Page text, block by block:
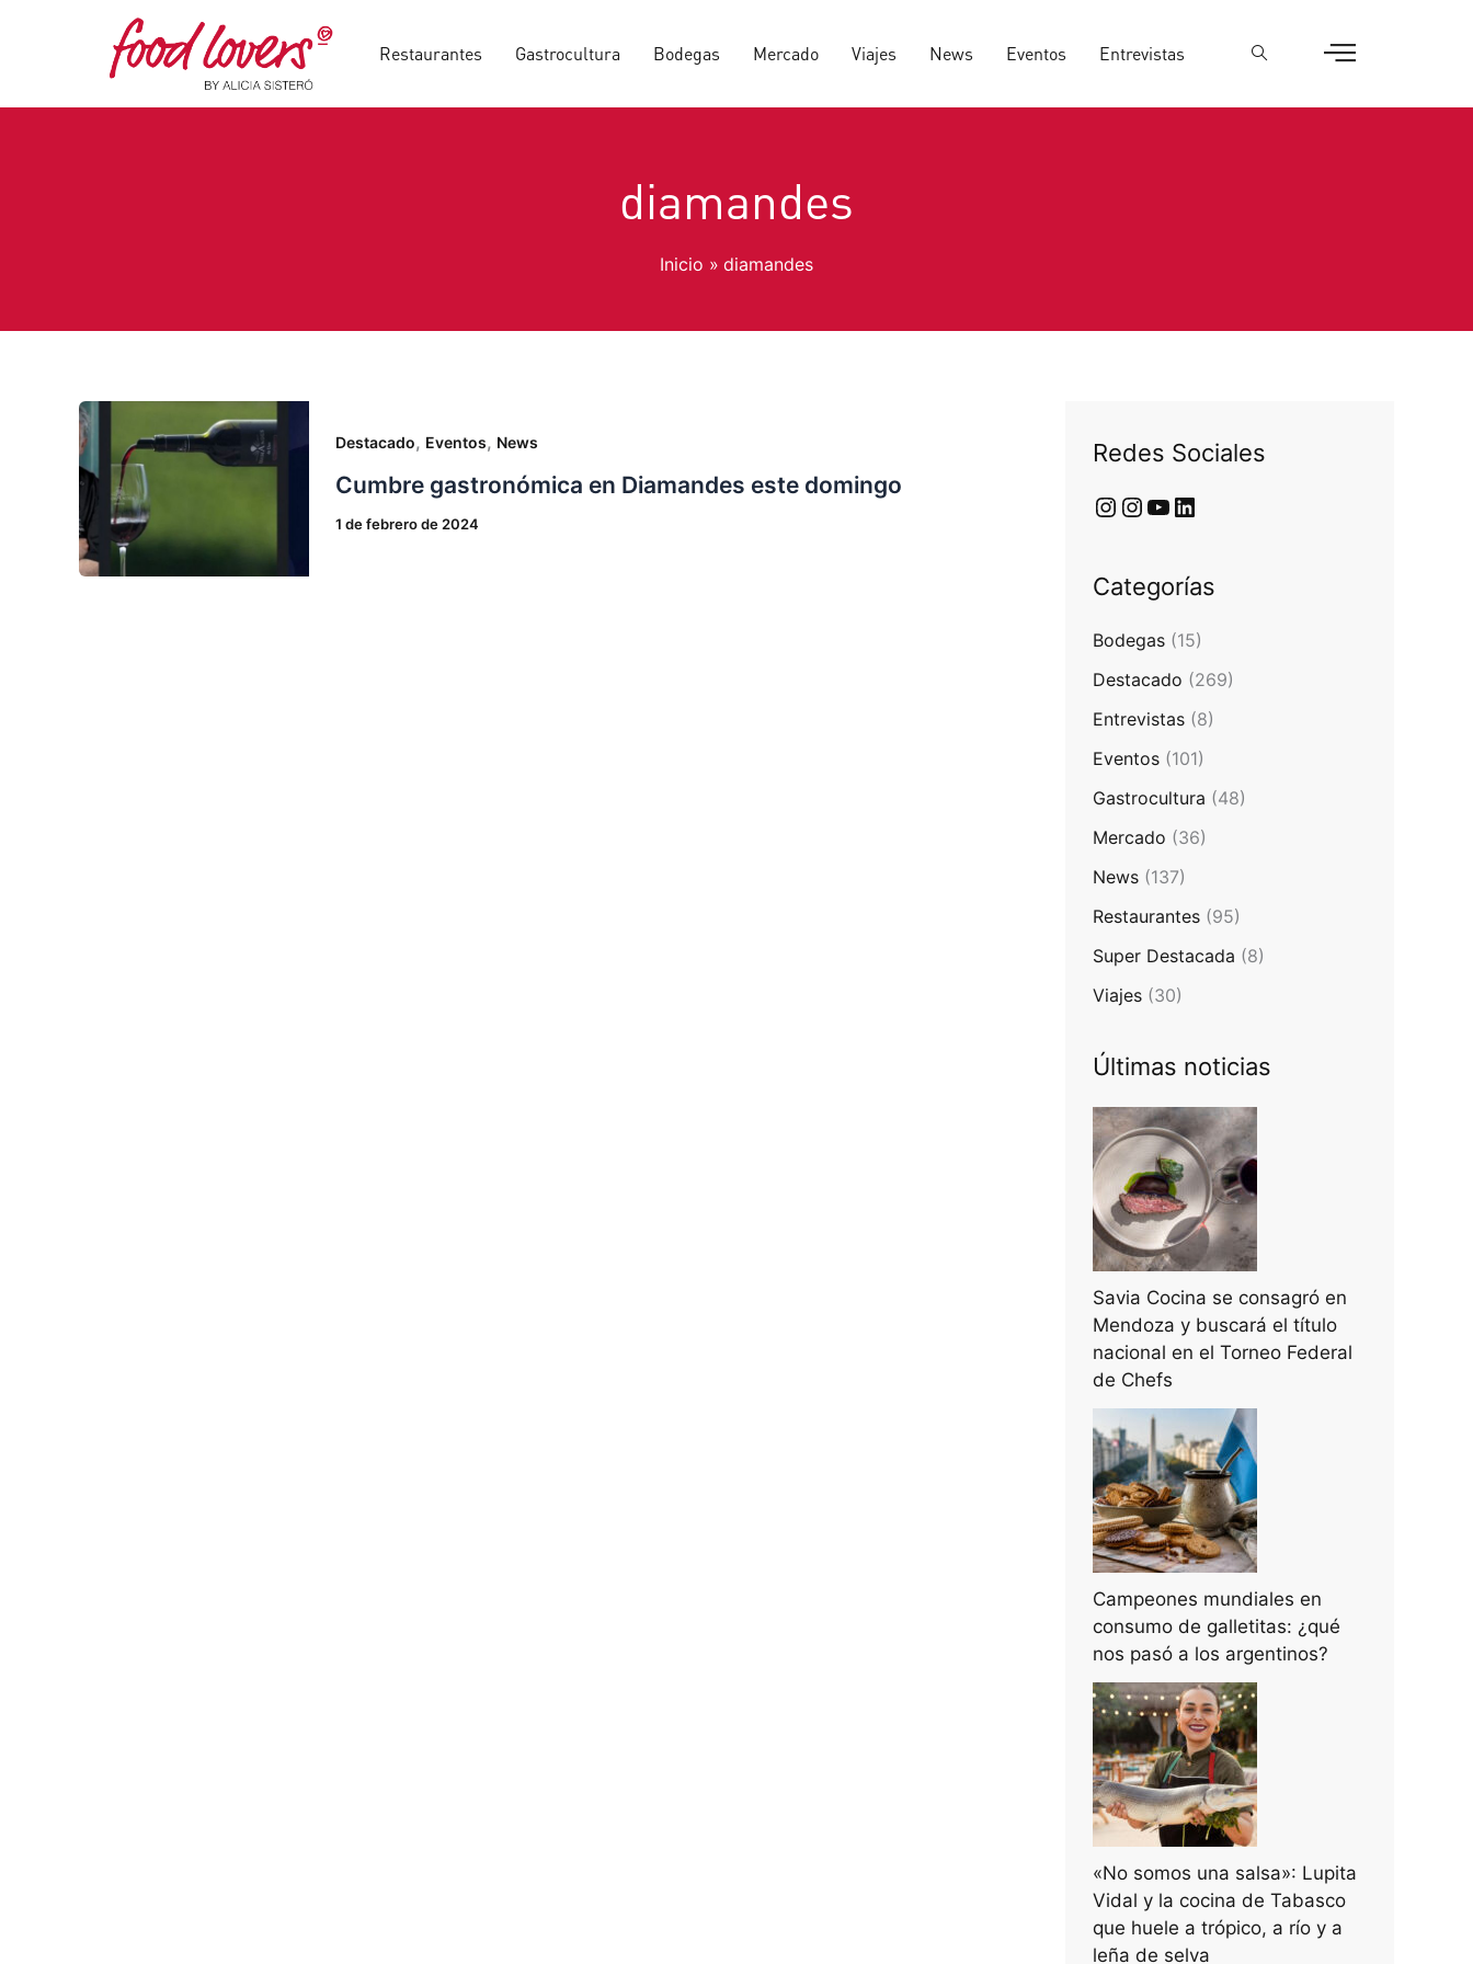
Restaurantes Gastrocultura Bodegas Mercado Viajes News Eventos Entrevistas
diamandes
Inicio diamandes
Destacado, Eventos, News
Cumbre gastronómica en Diamandes este domingo
1 de febrero de 2024
Redes Sociales
Categorías
Bodegas (15)
Destacado (269)
Entrevistas (8)
Eventos (101)
Gastrocultura (48)
Mercado (36)
News (137)
Restaurantes (95)
Super Destacada (8)
Viajes (30)
Últimas noticias
Savia Cocina se consagró en
Mendoza y buscará el título
nacional en el Torneo Federal
de Chefs
Campeones mundiales en
consumo de galletitas: ¿qué
nos pasó a los argentinos?
«No somos una salsa»: Lupita
Vidal y la cocina de Tabasco
que huele a trópico, a río y a
leña de selva